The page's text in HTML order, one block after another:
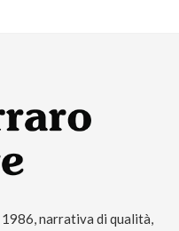
narrativa di qualità,